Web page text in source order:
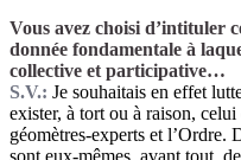
Vous avez choisi d’intituler
donnée fondamentale à
collective et participative…
S.V.: Je souhaitais en effet
exister, à tort ou à raison,
géomètres-experts et l’Ordre.
sont eux-mêmes, avant tout,